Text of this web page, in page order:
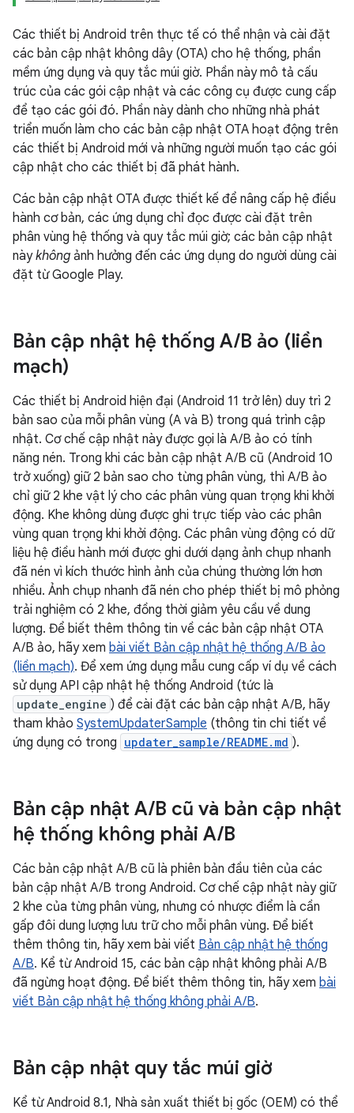
Các thiết bị Android trên thực tế có thể nhận và cài đặt
các bản cập nhật không dây (OTA) cho hệ thống, phần
mềm ứng dụng và quy tắc múi giờ. Phần này mô tả cấu
trúc của các gói cập nhật và các công cụ được cung cấp
để tạo các gói đó. Phần này dành cho những nhà phát
triển muốn làm cho các bản cập nhật OTA hoạt động trên
các thiết bị Android mới và những người muốn tạo các gói
cập nhật cho các thiết bị đã phát hành.
Các bản cập nhật OTA được thiết kế để nâng cấp hệ điều
hành cơ bản, các ứng dụng chỉ đọc được cài đặt trên
phân vùng hệ thống và quy tắc múi giờ; các bản cập nhật
nàykhông ảnh hưởng đến các ứng dụng do người dùng cài
đặt từ Google Play.
Bản cập nhật hệ thống A/B ảo (liền
mạch)
Các thiết bị Android hiện đại (Android 11 trở lên) duy trì 2
bản sao của mỗi phân vùng (A và B) trong quá trình cập
nhật. Cơ chế cập nhật này được gọi là A/B ảo có tính
năng nén. Trong khi các bản cập nhật A/B cũ (Android 10
trở xuống) giữ 2 bản sao cho từng phân vùng, thì A/B ảo
chỉ giữ 2 khe vật lý cho các phân vùng quan trọng khi khởi
động. Khe không dùng được ghi trực tiếp vào các phân
vùng quan trọng khi khởi động. Các phân vùng động có dữ
liệu hệ điều hành mới được ghi dưới dạng ảnh chụp nhanh
đã nén vì kích thước hình ảnh của chúng thường lớn hơn
nhiều. Ảnh chụp nhanh đã nén cho phép thiết bị mô phỏng
trải nghiệm có 2 khe, đồng thời giảm yêu cầu về dung
lượng. Để biết thêm thông tin về các bản cập nhật OTA
A/B ảo, hãy xem bài viết Bản cập nhật hệ thống A/B ảo
(liền mạch). Để xem ứng dụng mẫu cung cấp ví dụ về cách
sử dụng API cập nhật hệ thống Android (tức là
update_engine ) để cài đặt các bản cập nhật A/B, hãy
tham khảo SystemUpdaterSample (thông tin chi tiết về
ứng dụng có trong updater_sample/README.md ).
Bản cập nhật A/B cũ và bản cập nhật
hệ thống không phải A/B
Các bản cập nhật A/B cũ là phiên bản đầu tiên của các
bản cập nhật A/B trong Android. Cơ chế cập nhật này giữ
2 khe của từng phân vùng, nhưng có nhược điểm là cần
gấp đôi dung lượng lưu trữ cho mỗi phân vùng. Để biết
thêm thông tin, hãy xem bài viết Bản cập nhật hệ thống
A/B. Kể từ Android 15, các bản cập nhật không phải A/B
đã ngừng hoạt động. Để biết thêm thông tin, hãy xem bài
viết Bản cập nhật hệ thống không phải A/B.
Bản cập nhật quy tắc múi giờ
Kể từ Android 8.1, Nhà sản xuất thiết bị gốc (OEM) có thể